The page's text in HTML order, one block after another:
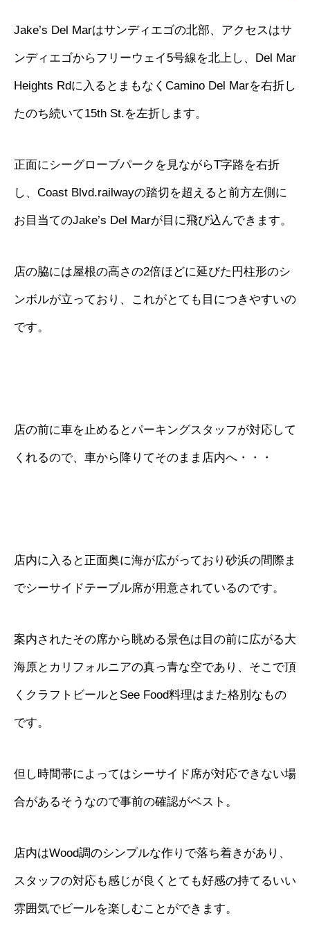
Jake’s Del Marはサンディエゴの北部、アクセスはサ
ンディエゴからフリーウェイ5号線を北上し、Del Mar
Heights Rdに入るとまもなくCamino Del Marを右折し
たのち続いて15th St.を左折します。
正面にシーグローブパークを見ながらT字路を右折
し、Coast Blvd.railwayの踏切を超えると前方左側に
お目当てのJake’s Del Marが目に飛び込んできます。
店の脇には屋根の高さの2倍ほどに延びた円柱形のシ
ンボルが立っており、これがとても目につきやすいの
です。
店の前に車を止めるとパーキングスタッフが対応して
くれるので、車から降りてそのまま店内へ・・・
店内に入ると正面奥に海が広がっており砂浜の間際ま
でシーサイドテーブル席が用意されているのです。
案内されたその席から眺める景色は目の前に広がる大
海原とカリフォルニアの真っ青な空であり、そこで頂
くクラフトビールとSee Food料理はまた格別なもの
です。
但し時間帯によってはシーサイド席が対応できない場
合があるそうなので事前の確認がベスト。
店内はWood調のシンプルな作りで落ち着きがあり、
スタッフの対応も感じが良くとても好感の持てるいい
雰囲気でビールを楽しむことができます。